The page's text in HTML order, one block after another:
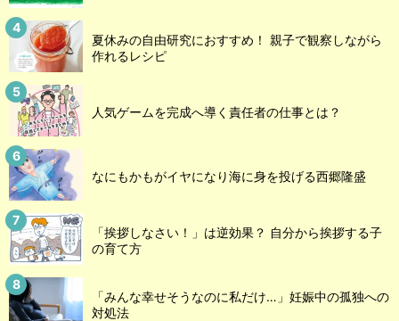
夏休みの自由研究におすすめ！ 親子で観察しながら
作れるレシピ
人気ゲームを完成へ導く責任者の仕事とは？
なにもかもがイヤになり海に身を投げる西郷隆盛
「挨拶しなさい！」は逆効果？ 自分から挨拶する子
の育て方
「みんな幸せそうなのに私だけ…」妊娠中の孤独への
対処法